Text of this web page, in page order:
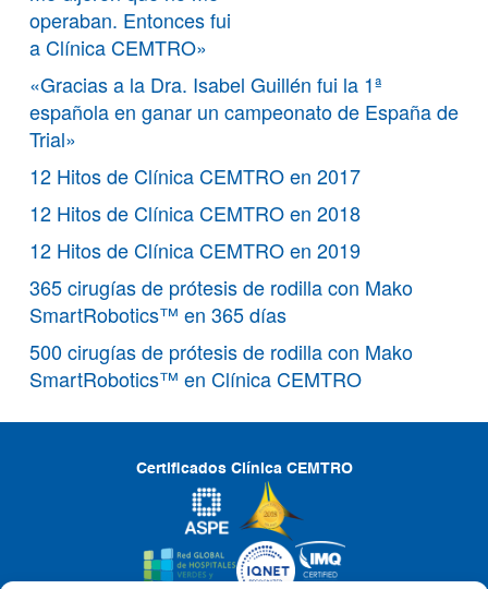
operaban. Entonces fui
a Clínica CEMTRO»
«Gracias a la Dra. Isabel Guillén fui la 1ª
española en ganar un campeonato de España de
Trial»
12 Hitos de Clínica CEMTRO en 2017
12 Hitos de Clínica CEMTRO en 2018
12 Hitos de Clínica CEMTRO en 2019
365 cirugías de prótesis de rodilla con Mako
SmartRobotics™ en 365 días
500 cirugías de prótesis de rodilla con Mako
SmartRobotics™ en Clínica CEMTRO
Certificados Clínica CEMTRO